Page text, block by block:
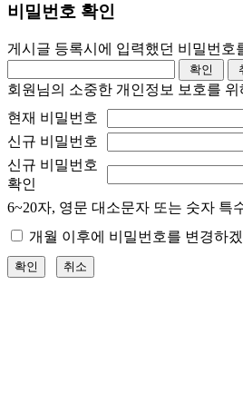
비밀번호 확인
게시글 등록시에 입력했던 비밀번호
회원님의 소중한 개인정보 보호를
현재 비밀번호
신규 비밀번호
신규 비밀번호
확인
6~20자, 영문 대소문자 또는 숫자 특
개월 이후에 비밀번호를 변경하
확인 취소